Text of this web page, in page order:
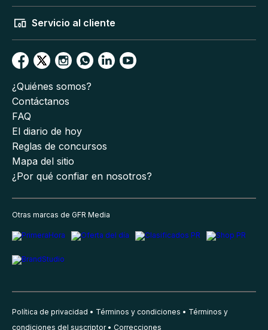
Servicio al cliente
¿Quiénes somos?
Contáctanos
FAQ
El diario de hoy
Reglas de concursos
Mapa del sitio
¿Por qué confiar en nosotros?
Otras marcas de GFR Media
Política de privacidad Términos y condiciones
Términos y
condiciones del suscriptor
Correcciones